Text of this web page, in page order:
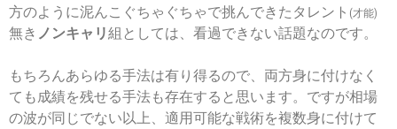
方のように泥んこぐちゃぐちゃで挑んできたタレント (才能)
無き ノンキャリ組としては、看過できない話題なのです。
もちろんあらゆる手法は有り得るので、両方身に付けなく
ても成績を残せる手法も存在すると思います。ですが相場
の波が同じでない以上、適用可能な戦術を複数身に付けて